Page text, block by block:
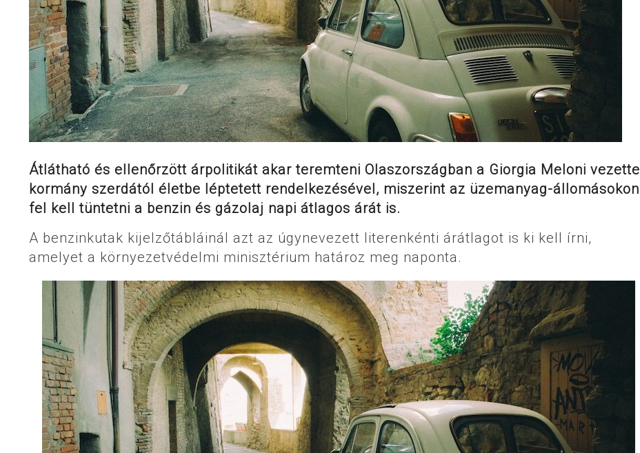
Átlátható és ellenőrzött árpolitikát akar teremteni Olaszországban a Giorgia Meloni vezette
kormány szerdától életbe léptetett rendelkezésével, miszerint az üzemanyag-állomásokon
fel kell tüntetni a benzin és gázolaj napi átlagos árát is.
A benzinkutak kijelzőtábláinál azt az úgynevezett literenkénti árátlagot is ki kell írni,
amelyet a környezetvédelmi minisztérium határoz meg naponta.